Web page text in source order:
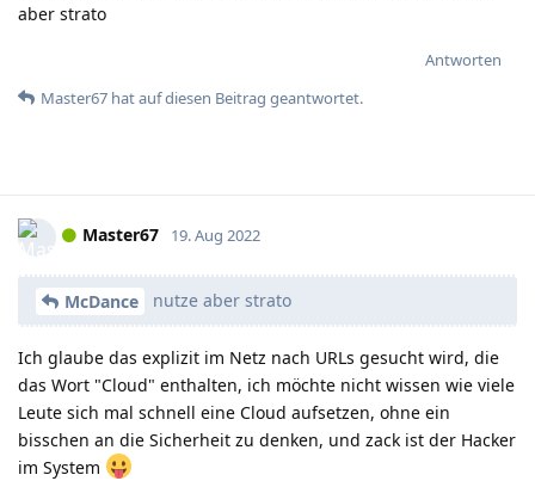
aber strato
Antworten
Master67 hatauf diesen Beitrag geantwortet.
Master67 19. Aug 2022
McDance nutze aber strato
Ich glaube das explizit im Netz nach URLs gesucht wird, die
das Wort "Cloud" enthalten, ich möchte nicht wissen wie viele
Leute sich mal schnell eine Cloud aufsetzen, ohne ein
bisschen an die Sicherheit zu denken, und zack ist der Hacker
im System